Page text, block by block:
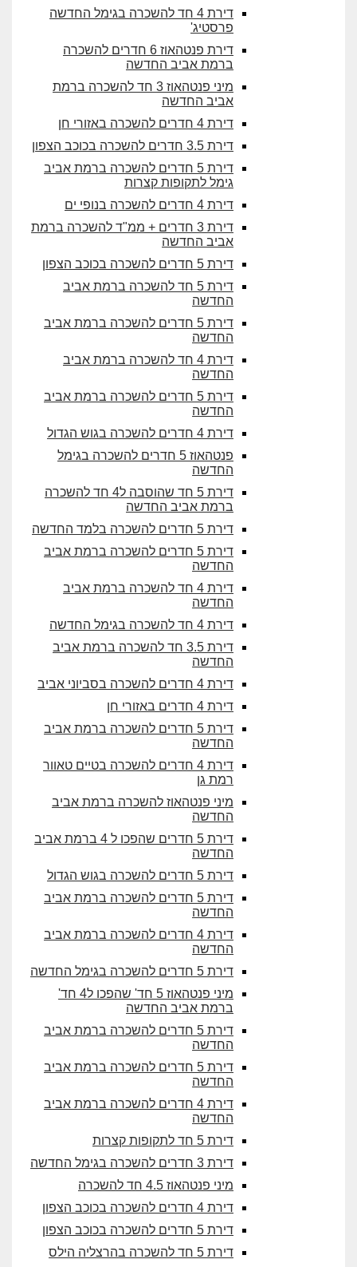
דירת 4 חד להשכרה בגימל החדשה
פרסטיג'
דירת פנטהאוז 6 חדרים להשכרה
ברמת אביב החדשה
מיני פנטהאוז 3 חד להשכרה ברמת
אביב החדשה
דירת 4 חדרים להשכרה באזורי חן
דירת 3.5 חדרים להשכרה בכוכב הצפון
דירת 5 חדרים להשכרה ברמת אביב
גימל לתקופות קצרות
דירת 4 חדרים להשכרה בנופי ים
דירת 3 חדרים + ממ"ד להשכרה ברמת
אביב החדשה
דירת 5 חדרים להשכרה בכוכב הצפון
דירת 5 חד להשכרה ברמת אביב
החדשה
דירת 5 חדרים להשכרה ברמת אביב
החדשה
דירת 4 חד להשכרה ברמת אביב
החדשה
דירת 5 חדרים להשכרה ברמת אביב
החדשה
דירת 4 חדרים להשכרה בגוש הגדול
פנטהאוז 5 חדרים להשכרה בגימל
החדשה
דירת 5 חד שהוסבה ל4 חד להשכרה
ברמת אביב החדשה
דירת 5 חדרים להשכרה בלמד החדשה
דירת 5 חדרים להשכרה ברמת אביב
החדשה
דירת 4 חד להשכרה ברמת אביב
החדשה
דירת 4 חד להשכרה בגימל החדשה
דירת 3.5 חד להשכרה ברמת אביב
החדשה
דירת 4 חדרים להשכרה בסביוני אביב
דירת 4 חדרים באזורי חן
דירת 5 חדרים להשכרה ברמת אביב
החדשה
דירת 4 חדרים להשכרה בטיים טאוור
רמת גן
מיני פנטהאוז להשכרה ברמת אביב
החדשה
דירת 5 חדרים שהפכו ל 4 ברמת אביב
החדשה
דירת 5 חדרים להשכרה בגוש הגדול
דירת 5 חדרים להשכרה ברמת אביב
החדשה
דירת 4 חדרים להשכרה ברמת אביב
החדשה
דירת 5 חדרים להשכרה בגימל החדשה
מיני פנטהאוז 5 חד' שהפכו ל4 חד'
ברמת אביב החדשה
דירת 5 חדרים להשכרה ברמת אביב
החדשה
דירת 5 חדרים להשכרה ברמת אביב
החדשה
דירת 4 חדרים להשכרה ברמת אביב
החדשה
דירת 5 חד לתקופות קצרות
דירת 3 חדרים להשכרה בגימל החדשה
מיני פנטהאוז 4.5 חד להשכרה
דירת 4 חדרים להשכרה בכוכב הצפון
דירת 5 חדרים להשכרה בכוכב הצפון
דירת 5 חד להשכרה בהרצליה הילס